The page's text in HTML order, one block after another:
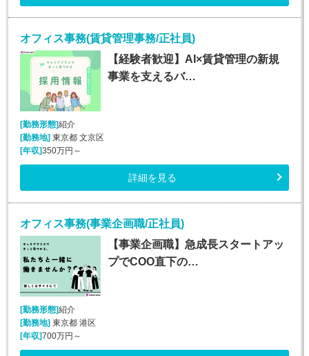
オフィス事務(賃貸管理事務/正社員)
【経験者歓迎】AI×賃貸管理の新規
事業を支えるバ…
[勤務形態]紹介
[勤務地] 東京都 文京区
[年収]350万円～
詳細を見る
オフィス事務(事業企画職/正社員)
【事業企画職】急成長スタートアッ
プでCOO直下の…
[勤務形態]紹介
[勤務地]東京都 港区
[年収]700万円～